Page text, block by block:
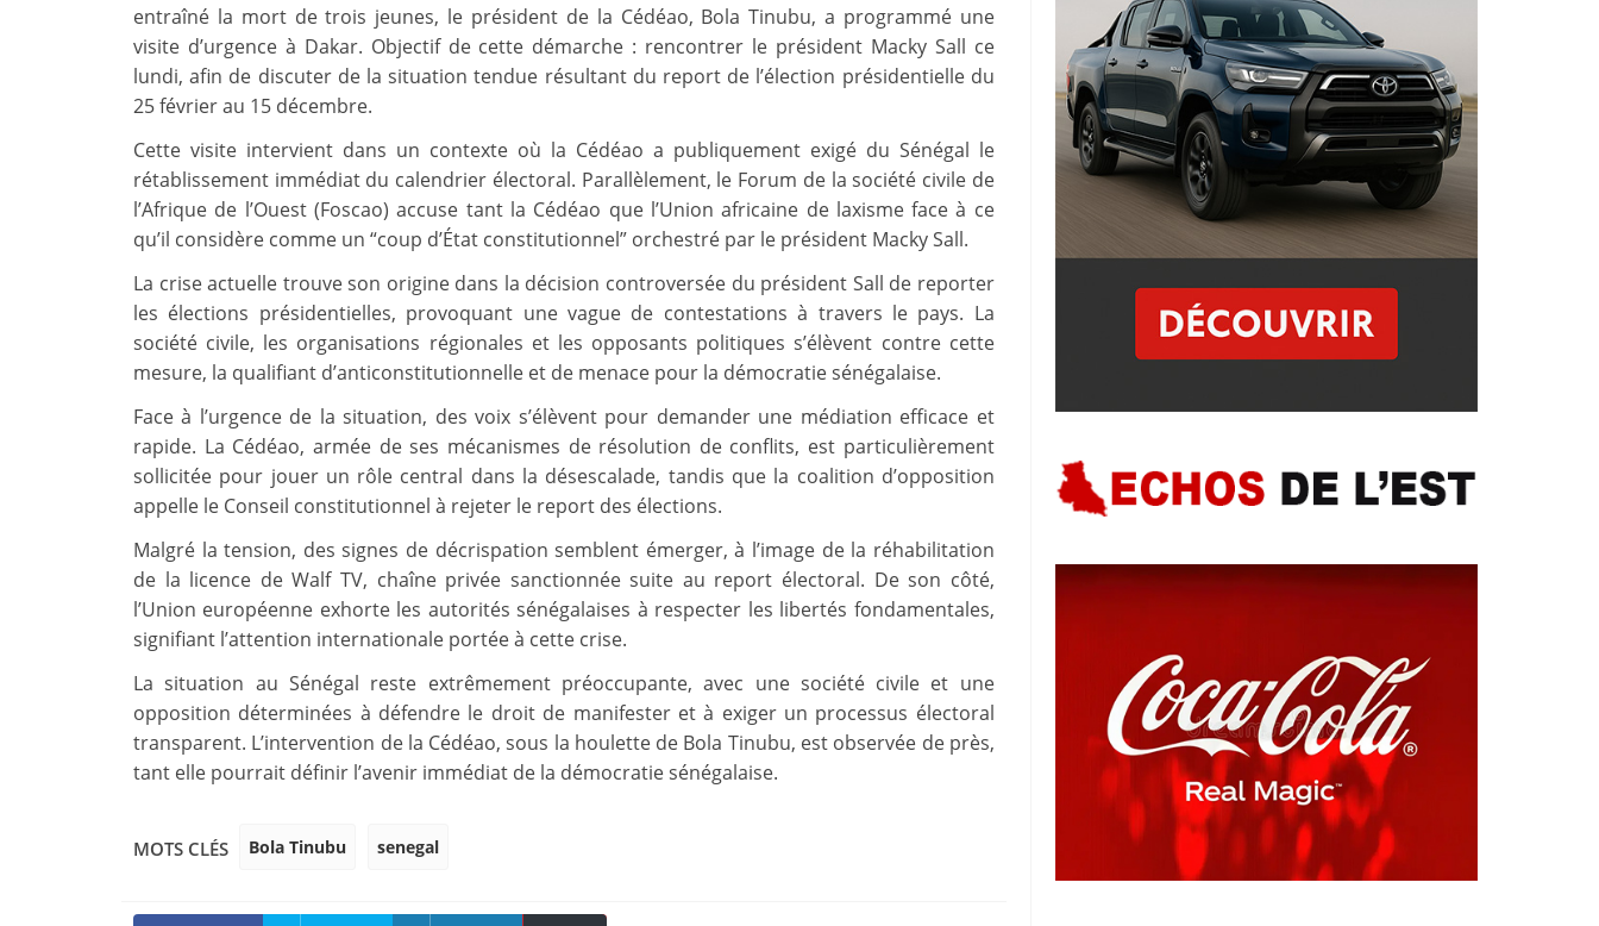
entraîné la mort de trois jeunes, le président de la Cédéao, Bola Tinubu, a programmé une
visite d’urgence à Dakar. Objectif de cette démarche : rencontrer le président Macky Sall ce
lundi, afin de discuter de la situation tendue résultant du report de l’élection présidentielle du
25 février au 15 décembre.
Cette visite intervient dans un contexte où la Cédéao a publiquement exigé du Sénégal le
rétablissement immédiat du calendrier électoral. Parallèlement, le Forum de la société civile de
l’Afrique de l’Ouest (Foscao) accuse tant la Cédéao que l’Union africaine de laxisme face à ce
qu’il considère comme un “coup d’État constitutionnel” orchestré par le président Macky Sall.
La crise actuelle trouve son origine dans la décision controversée du président Sall de reporter
les élections présidentielles, provoquant une vague de contestations à travers le pays. La
société civile, les organisations régionales et les opposants politiques s’élèvent contre cette
mesure, la qualifiant d’anticonstitutionnelle et de menace pour la démocratie sénégalaise.
Face à l’urgence de la situation, des voix s’élèvent pour demander une médiation efficace et
rapide. La Cédéao, armée de ses mécanismes de résolution de conflits, est particulièrement
sollicitée pour jouer un rôle central dans la désescalade, tandis que la coalition d’opposition
appelle le Conseil constitutionnel à rejeter le report des élections.
Malgré la tension, des signes de décrispation semblent émerger, à l’image de la réhabilitation
de la licence de Walf TV, chaîne privée sanctionnée suite au report électoral. De son côté,
l’Union européenne exhorte les autorités sénégalaises à respecter les libertés fondamentales,
signifiant l’attention internationale portée à cette crise.
La situation au Sénégal reste extrêmement préoccupante, avec une société civile et une
opposition déterminées à défendre le droit de manifester et à exiger un processus électoral
transparent. L’intervention de la Cédéao, sous la houlette de Bola Tinubu, est observée de près,
tant elle pourrait définir l’avenir immédiat de la démocratie sénégalaise.
MOTS CLÉS Bola Tinubu senegal